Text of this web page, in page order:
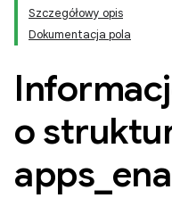
Szczegółowy opis
Dokumentacja pola
o
apps